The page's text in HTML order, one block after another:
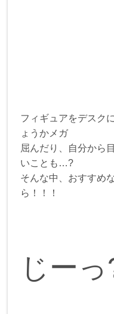
フィギュアをデスク
ょうかメガ
屈んだり、自分から
いことも…?
そんな中、おすすめ
ら！！！
じーっ